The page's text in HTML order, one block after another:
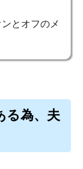
とオフのメ
る為、夫